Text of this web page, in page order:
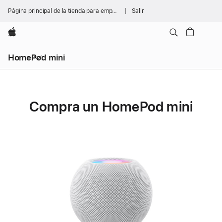
Página principal de la tienda para empresas Salir
Apple
HomePod mini
Compra un HomePod mini